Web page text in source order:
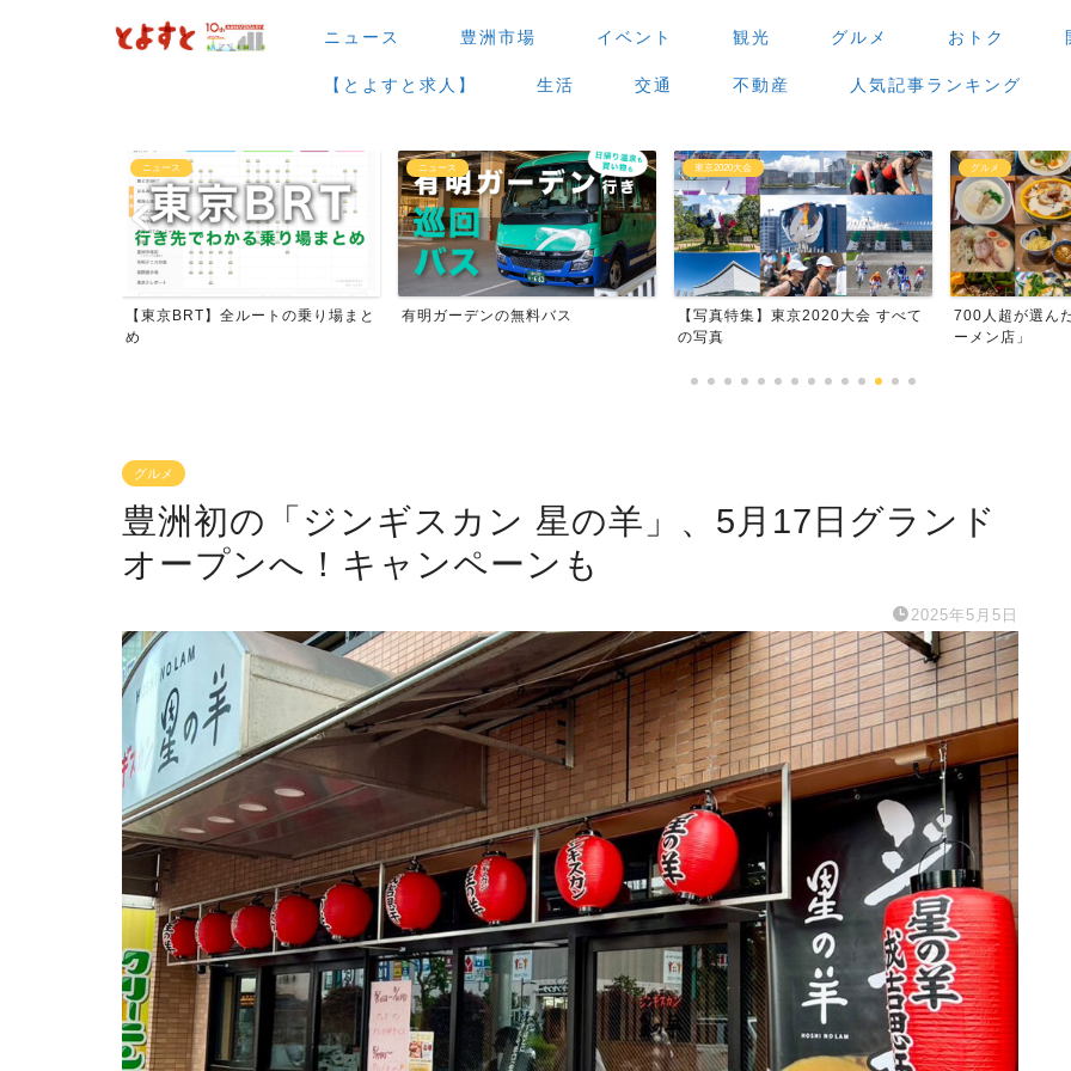
ニュース 豊洲市場 イベント 観光 グルメ おトク
【とよすと求人】 生活 交通 不動産 人気記事ランキング
ニュース
有明ガーデンの無料バス
東京2020大会
【写真特集】東京2020大会 すべて
グルメ
700人超が選んだ「豊洲で好きなラ
ーメン店」
イベント
【豊洲・有明・
8月のイベント
グルメ
豊洲初の「ジンギスカン 星の羊」、5月17日グランド
オープンへ！キャンペーンも
2025年5月5日